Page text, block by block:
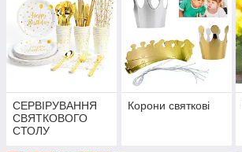
СЕРВІРУВАННЯ
СВЯТКОВОГО
СТОЛУ
Корони святкові